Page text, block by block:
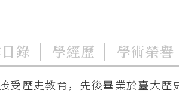
錄 學經歷 學術榮譽
受歷史教育，先後畢業於臺大